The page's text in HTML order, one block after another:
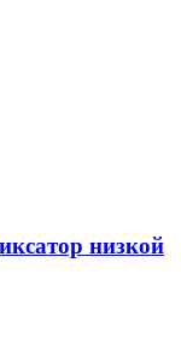
низкой